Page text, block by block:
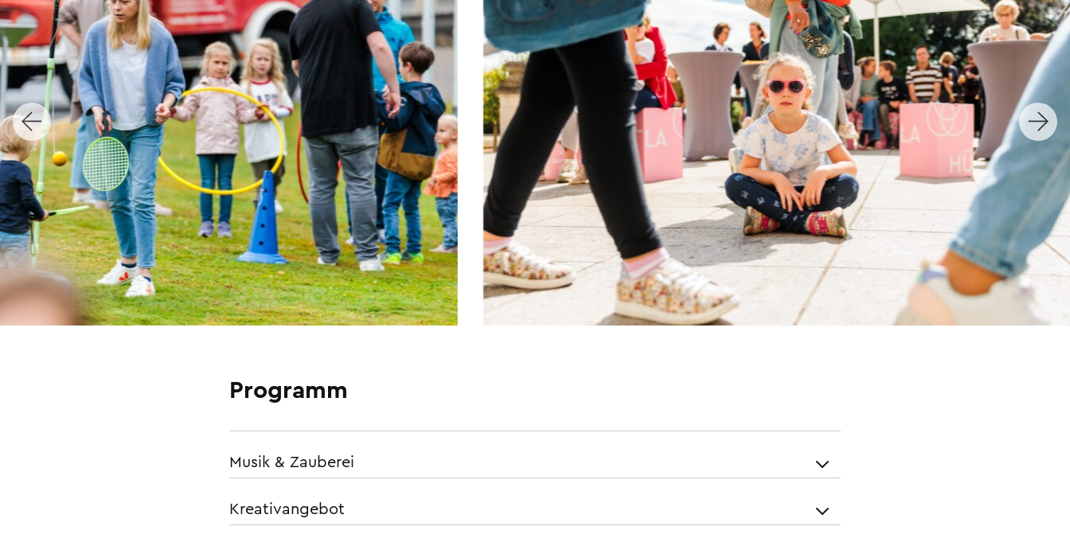
Programm
Musik & Zauberei
Kreativangebot